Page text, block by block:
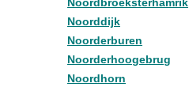
Noordbroeksterhamrik
Noorddijk
Noorderburen
Noorderhoogebrug
Noordhorn